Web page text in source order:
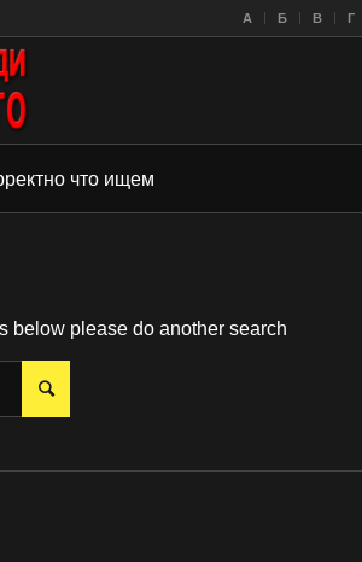
A Б В Г
что ищем
below please do another search